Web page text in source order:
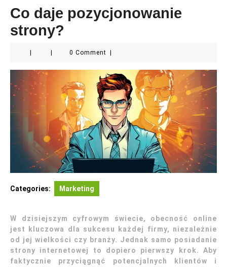
Co daje pozycjonowanie
strony?
0 Comment
Categories: Marketing
W dzisiejszym cyfrowym świecie, obecność online
jest kluczowa dla sukcesu każdej firmy, niezależnie
od jej wielkości czy branży. Jednak samo posiadanie
strony internetowej to dopiero pierwszy krok. Aby
faktycznie przyciągnąć potencjalnych klientów i